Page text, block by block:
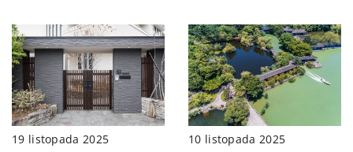
19 listopada 2025 10 listopada 2025